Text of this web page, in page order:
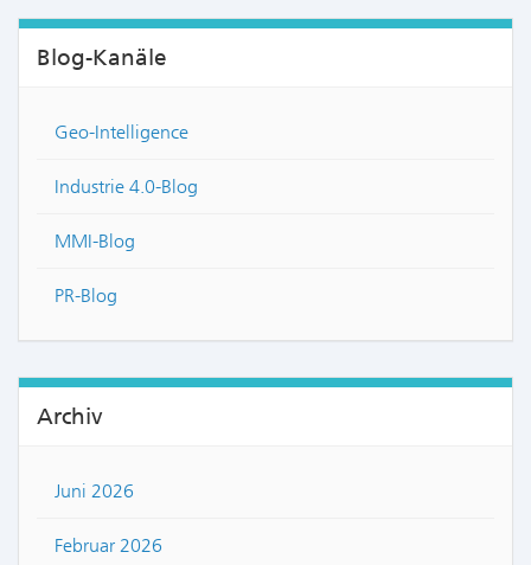
Blog-Kanäle
Geo-Intelligence
Industrie 4.0-Blog
MMI-Blog
PR-Blog
Archiv
Juni 2026
Februar 2026